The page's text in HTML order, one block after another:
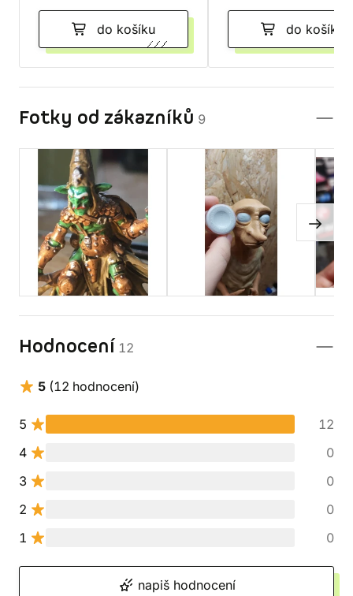
do košíku do košíku
Fotky od zákazníků 9
Hodnocení 12
5 (12 hodnocení)
5
12
4
0
3
0
2
0
1
0
napiš hodnocení